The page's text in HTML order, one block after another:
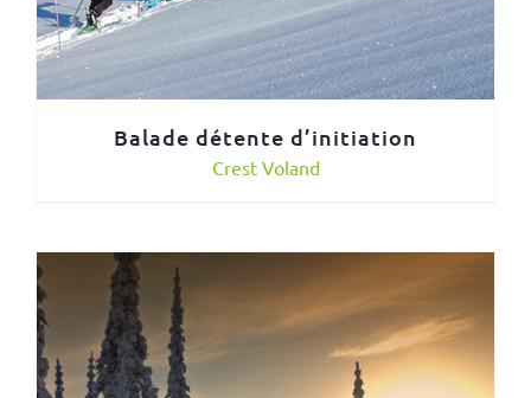
Balade détente d’initiation
Crest Voland